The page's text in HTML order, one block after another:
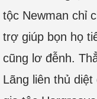
tộc Newman chỉ
trợ giúp bọn họ
cũng lơ đễnh.
Lãng liên thủ